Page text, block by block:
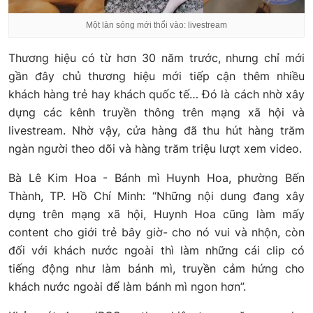
Một làn sóng mới thổi vào: livestream
Thương hiệu có từ hơn 30 năm trước, nhưng chỉ mới
gần đây chủ thương hiệu mới tiếp cận thêm nhiều
khách hàng trẻ hay khách quốc tế… Đó là cách nhờ xây
dựng các kênh truyền thông trên mạng xã hội và
livestream. Nhờ vậy, cửa hàng đã thu hút hàng trăm
ngàn người theo dõi và hàng trăm triệu lượt xem video.
Bà Lê Kim Hoa - Bánh mì Huynh Hoa, phường Bến
Thành, TP. Hồ Chí Minh: “Những nội dung đang xây
dựng trên mạng xã hội, Huynh Hoa cũng làm mấy
content cho giới trẻ bây giờ- cho nó vui và nhộn, còn
đối với khách nước ngoài thì làm những cái clip có
tiếng động như làm bánh mì, truyền cảm hứng cho
khách nước ngoài để làm bánh mì ngon hơn”.